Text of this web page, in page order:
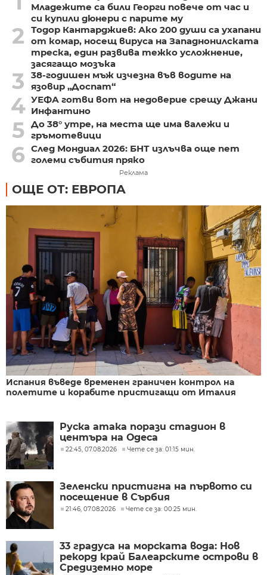
Младежите са били Георги повече от час и
си купили дюнери с парите му
2
Тодор Кантарджиев: Ако 200 души са ухапани
от комар, носещ вируса на Западнонилската
треска, един развива тежко усложнение,
засягащо мозъка
3
38-годишен мъж изчезна във водите на
язовир „Доспат“
4 УЕФА готви вот на недоверие срещу Джани
Инфантино
5 До 38° утре, на места ще има валежи и
гръмотевици
6 След Мондиал 2026: БНТ излъчва още пет
големи събития пряко
Реклама
ОЩЕ ОТ: ЕВРОПА
Испания въведе временен граничен контрол на
полетите и корабите пристигащи от Италия
Руска атака порази стадион в
центъра на Одеса
22:45, 07.08.2026 Чете се за: 01:15 мин.
Зеленски пристигна на първото си
посещение в Сърбия
21:46, 07.08.2026 Чете се за: 00:25 мин.
33 градуса на морската вода: Нов
рекорд край Балеарските острови в
Средиземно море